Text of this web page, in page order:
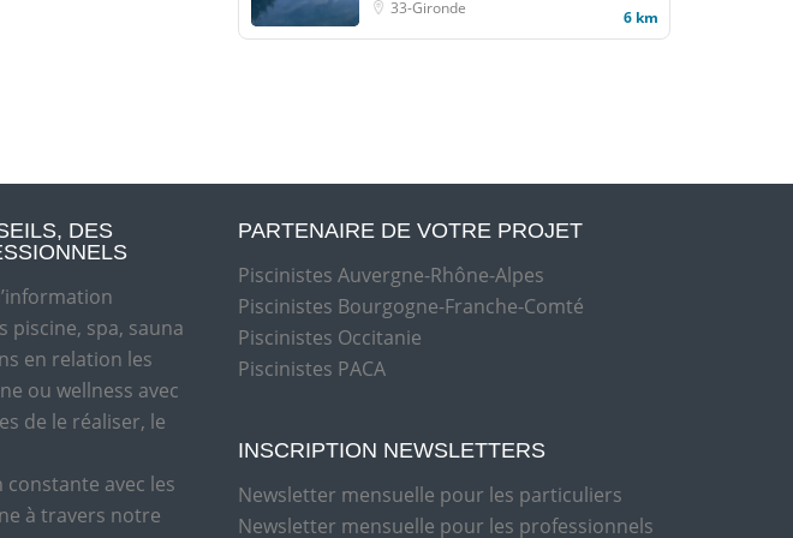
33-Gironde 6 km
DES
piscine, spa, sauna
en relation les
ou wellness avec
de le réaliser, le
avec les
à travers notre
PARTENAIRE DE VOTRE PROJET
Piscinistes Auvergne-Rhône-Alpes
Piscinistes Bourgogne-Franche-Comté
Piscinistes Occitanie
Piscinistes PACA
INSCRIPTION NEWSLETTERS
Newsletter mensuelle pour les particuliers
Newsletter mensuelle pour les professionnels